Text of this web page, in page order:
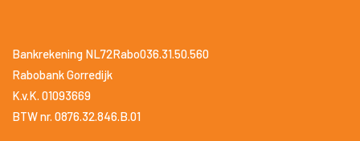
Bankrekening NL72Rabo036.31.50.560
Rabobank Gorredijk
K.v.K. 01093669
BTW nr. 0876.32.846.B.01